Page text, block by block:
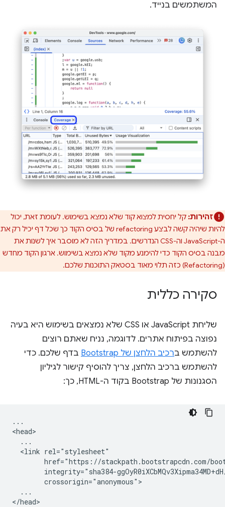
המשתמשים בנייד.
זהירות: קל יחסית למצוא קוד שלא נמצא בשימוש. לעומת זאת, יכול
להיות שיהיה קשה לבצע refactoring של בסיס הקוד כך שכל דף יכיל רק את
ה-JavaScript וה-CSS הנדרשים. במדריך הזה לא מוסבר איך לשנות את
מבנה בסיס הקוד כדי להימנע מקוד שלא נמצא בשימוש. ארגון הקוד מחדש
(Refactoring) כזה תלוי מאוד בסטאק התוכנות שלכם.
סקירה כללית
שליחת JavaScript או CSS שלא נמצאים בשימוש היא בעיה
נפוצה בפיתוח אתרים. לדוגמה, נניח שאתם רוצים
להשתמש ברכיב הלחצן של Bootstrap
בדף שלכם. כדי
להשתמש ברכיב הלחצן, צריך להוסיף קישור לגיליון
הסגנונות של Bootstrap בקוד ה-HTML, כך:
...
<head>
  ...
  <link rel="stylesheet"
href="https://stackpath.bootstrapcdn.com/
integrity="sha384-
        crossorigin="anonymous">
  ...
</head>